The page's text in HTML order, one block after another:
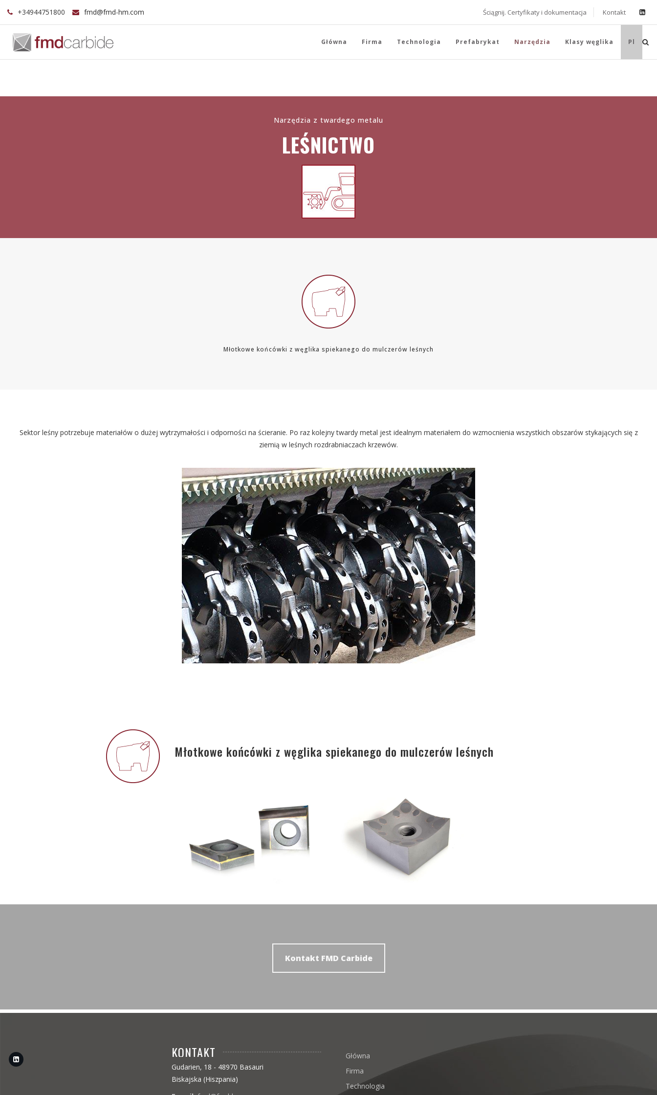
+34944751800 fmd@fmd-hm.com Ściągnij. Certyfikaty i dokumentacja Kontakt
Główna Firma Technologia Prefabrykat Narzędzia Klasy węglika Pl
Narzędzia z twardego metalu
LEŚNICTWO
Młotkowe końcówki z węglika spiekanego do mulczerów leśnych
Sektor leśny potrzebuje materiałów o dużej wytrzymałości i odporności na ścieranie. Po raz kolejny twardy metal jest idealnym materiałem do wzmocnienia wszystkich obszarów stykających się z
ziemią w leśnych rozdrabniaczach krzewów.
Młotkowe końcówki z węglika spiekanego do mulczerów leśnych
Kontakt FMD Carbide
KONTAKT
Gudarien, 18 - 48970 Basauri
Biskajska (Hiszpania)
Główna
Firma
Technologia